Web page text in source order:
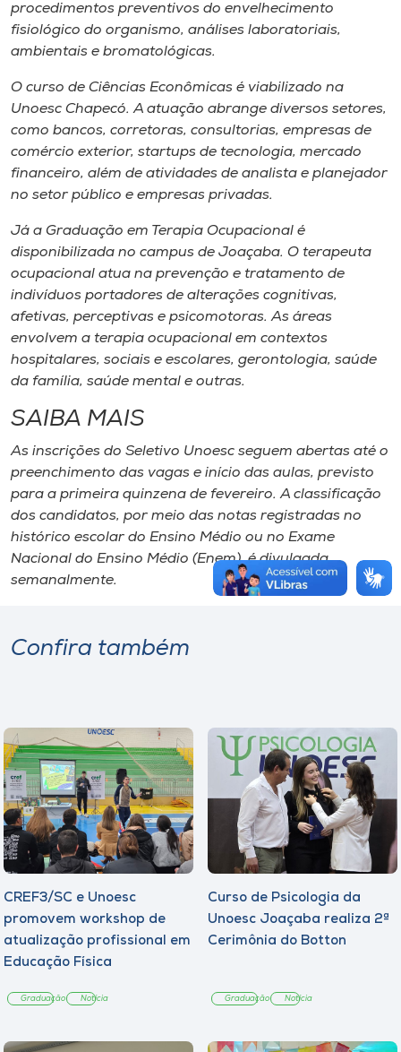
procedimentos preventivos do envelhecimento
fisiológico do organismo, análises laboratoriais,
ambientais e bromatológicas.
O curso de Ciências Econômicas é viabilizado na
Unoesc Chapecó. A atuação abrange diversos setores,
como bancos, corretoras, consultorias, empresas de
comércio exterior, startups de tecnologia, mercado
financeiro, além de atividades de analista e planejador
no setor público e empresas privadas.
Já a Graduação em Terapia Ocupacional é
disponibilizada no campus de Joaçaba. O terapeuta
ocupacional atua na prevenção e tratamento de
indivíduos portadores de alterações cognitivas,
afetivas, perceptivas e psicomotoras. As áreas
envolvem a terapia ocupacional em contextos
hospitalares, sociais e escolares, gerontologia, saúde
da família, saúde mental e outras.
SAIBA MAIS
As inscrições do Seletivo Unoesc seguem abertas até o
preenchimento das vagas e início das aulas, previsto
para a primeira quinzena de fevereiro. A classificação
dos candidatos, por meio das notas registradas no
histórico escolar do Ensino Médio ou no Exame
Nacional do Ensino Médio (Enem), é divulgada
semanalmente.
Confira também
CREF3/SC e Unoesc
promovem workshop de
atualização profissional em
Educação Física
Graduação Notícia
Curso de Psicologia da
Unoesc Joaçaba realiza 2ª
Cerimônia do Botton
Graduação Notícia